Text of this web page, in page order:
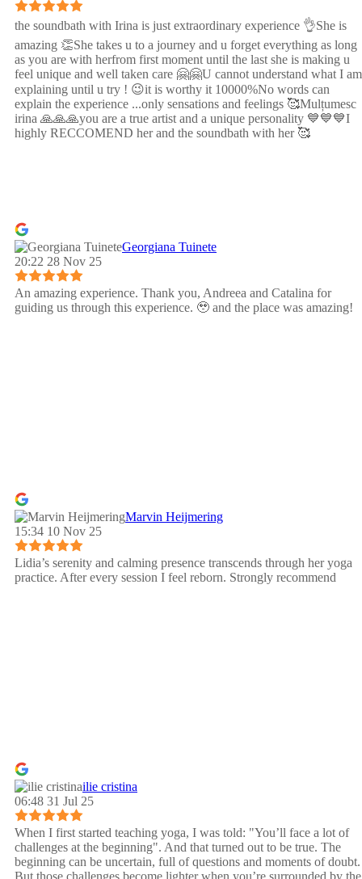
the soundbath with Irina is just extraordinary experience 👌She is
amazing 👏She takes u to a journey and u forget everything as long
as you are with herfrom first moment until the last she is making u
feel unique and well taken care 🤗🤗U cannot understand what I am
explaining until u try ! 😉it is worthy it 10000%No words can
explain the experience ...only sensations and feelings 🥰Mulțumesc
irina 🙏🙏🙏you are a true artist and a unique personality 💙💙💙I
highly RECCOMEND her and the soundbath with her 🥰
Georgiana Tuinete
20:22 28 Nov 25
An amazing experience. Thank you, Andreea and Catalina for
guiding us through this experience. 🥹 and the place was amazing!
Marvin Heijmering
15:34 10 Nov 25
Lidia’s serenity and calming presence transcends through her yoga
practice. After every session I feel reborn. Strongly recommend
ilie cristina
06:48 31 Jul 25
When I first started teaching yoga, I was told: "You’ll face a lot of
challenges at the beginning". And that turned out to be true. The
beginning can be uncertain, full of questions and moments of doubt.
But those challenges become lighter when you’re surrounded by the